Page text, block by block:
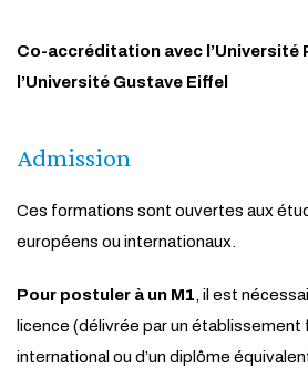
Co-accréditation avec l’Université
l’Université Gustave Eiffel
Admission
Ces formations sont ouvertes aux
européens ou internationaux.
Pour postuler à un M1, il est
licence (délivrée par un établissement
international ou d’un diplôme